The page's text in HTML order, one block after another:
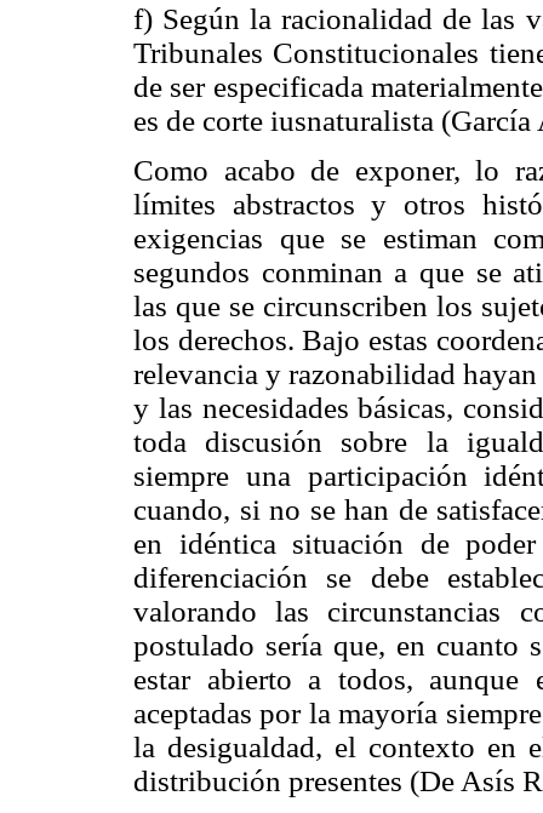
f) Según la racionalidad de las
Tribunales Constitucionales
de ser especificada
es de corte iusnaturalista
Como acabo de exponer, lo
límites abstractos y otros
exigencias que se estiman
segundos conminan a que se
las que se circunscriben los
los derechos. Bajo estas
relevancia y razonabilidad
y las necesidades básicas,
toda discusión sobre la
siempre una participación
cuando, si no se han de
en idéntica situación de
diferenciación se debe
valorando las circunstancias
postulado sería que, en cuanto
estar abierto a todos, aunque
aceptadas por la mayoría
la desigualdad, el contexto en
distribución presentes (De Asís